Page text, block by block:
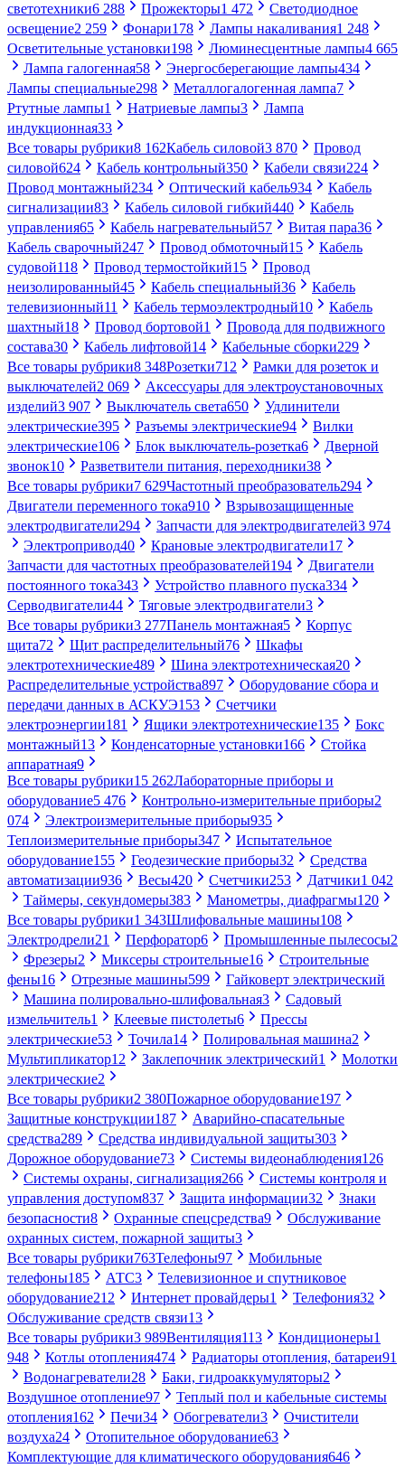
светотехники6 288 Прожекторы1 472
Светодиодное
освещение2 259 Фонари178 Лампы накаливания1 248
Осветительные установки198 Люминесцентные лампы4 665
Лампа галогенная58 Энергосберегающие лампы434
Лампы специальные298 Металлогалогенная лампа7
Ртутные лампы1 Натриевые лампы3
Лампа
индукционная33
Все товары рубрики8 162Кабель силовой3 870
Провод
силовой624 Кабель контрольный350 Кабели связи224
Провод монтажный234 Оптический кабель934
Кабель
сигнализации83 Кабель силовой гибкий440
Кабель
управления65 Кабель нагревательный57 Витая пара36
Кабель сварочный247 Провод обмоточный15
Кабель
судовой118 Провод термостойкий15
Провод
неизолированный45 Кабель специальный36
Кабель
телевизионный11 Кабель термоэлектродный10
Кабель
шахтный18 Провод бортовой1
Провода для подвижного
состава30 Кабель лифтовой14 Кабельные сборки229
Все товары рубрики8 348Розетки712
Рамки для розеток и
выключателей2 069
Аксессуары для электроустановочных
изделий3 907 Выключатель света650
Удлинители
электрические395 Разъемы электрические94
Вилки
электрические106 Блок выключатель-розетка6
Дверной
звонок10 Разветвители питания, переходники38
Все товары рубрики7 629Частотный преобразователь294
Двигатели переменного тока910
Взрывозащищенные
электродвигатели294 Запчасти для электродвигателей3 974
Электропривод40 Крановые электродвигатели17
Запчасти для частотных преобразователей194
Двигатели
постоянного тока343 Устройство плавного пуска334
Серводвигатели44 Тяговые электродвигатели3
Все товары рубрики3 277Панель монтажная5
Корпус
щита72 Щит распределительный76
Шкафы
электротехнические489 Шина электротехническая20
Распределительные устройства897
Оборудование сбора и
передачи данных в АСКУЭ153
Счетчики
электроэнергии181 Ящики электротехнические135
Бокс
монтажный13 Конденсаторные установки166
Стойка
аппаратная9
Все товары рубрики15 262Лабораторные приборы и
оборудование5 476 Контрольно-измерительные приборы2
074
Электроизмерительные приборы935
Теплоизмерительные приборы347
Испытательное
оборудование155 Геодезические приборы32
Средства
автоматизации936 Весы420 Счетчики253 Датчики1 042
Таймеры, секундомеры383 Манометры, диафрагмы120
Все товары рубрики1 343Шлифовальные машины108
Электродрели21 Перфоратор6 Промышленные пылесосы2
Фрезеры2 Миксеры строительные16
Строительные
фены16 Отрезные машины599
Гайковерт электрический
Машина полировально-шлифовальная3
Садовый
измельчитель1 Клеевые пистолеты6
Прессы
электрические53 Точила14 Полировальная машина2
Мультипликатор12 Заклепочник электрический1
Молотки
электрические2
Все товары рубрики2 380Пожарное оборудование197
Защитные конструкции187
Аварийно-спасательные
средства289 Средства индивидуальной защиты303
Дорожное оборудование73 Системы видеонаблюдения126
Системы охраны, сигнализация266
Системы контроля и
управления доступом837 Защита информации32
Знаки
безопасности8 Охранные спецсредства9
Обслуживание
охранных систем, пожарной защиты3
Все товары рубрики763Телефоны97
Мобильные
телефоны185 АТС3
Телевизионное и спутниковое
оборудование212 Интернет провайдеры1 Телефония32
Обслуживание средств связи13
Все товары рубрики3 989Вентиляция113 Кондиционеры1
948
Котлы отопления474 Радиаторы отопления, батареи91
Водонагреватели28 Баки, гидроаккумуляторы2
Воздушное отопление97
Теплый пол и кабельные системы
отопления162 Печи34 Обогреватели3
Очистители
воздуха24 Отопительное оборудование63
Комплектующие для климатического оборудования646